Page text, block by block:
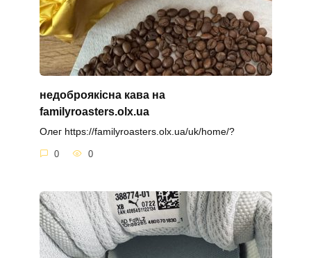
недоброякісна кава на
familyroasters.olx.ua
Олег https://familyroasters.olx.ua/uk/home/?
0 0